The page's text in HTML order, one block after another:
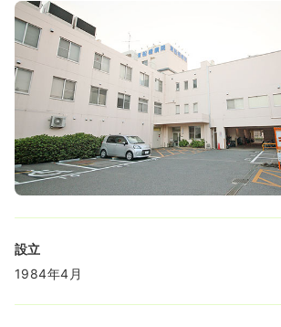
オペ室(手術室) 正・准看護師
日勤のみ（常勤）
給与 21.5万円〜/月 賞与2回
※一例
土日祝休み
オンコールあり ブランク可
設立
1984年4月